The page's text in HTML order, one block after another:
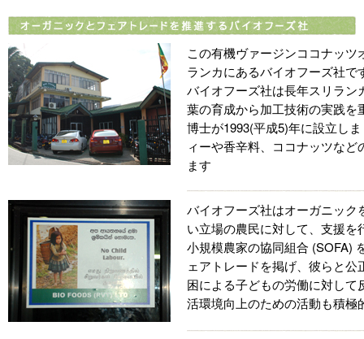
この有機ヴァージンココナッ
ランカにあるバイオフーズ社で
バイオフーズ社は長年スリラ
葉の育成から加工技術の実践
博士が1993(平成5)年に設立し
ィーや香辛料、ココナッツな
ます
バイオフーズ社はオーガニッ
い立場の農民に対して、支援を
小規模農家の協同組合 (SOFA)
ェアトレードを掲げ、彼らと
困による子どもの労働に対し
活環境向上のための活動も積極